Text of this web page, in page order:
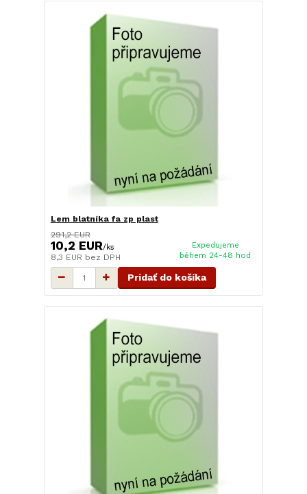
Lem blatníka fa zp plast
291,2 EUR
10,2 EUR/ks
8,3 EUR bez DPH
Expedujeme
během 24-48 hod
Pridať do košíka